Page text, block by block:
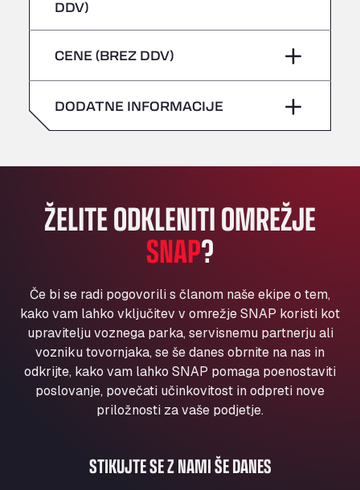
Bühlwiesenweg 15, 72221
Klaverbladstaat 21, 3560
American Truck Wash
Av. des Etats-Unis 90, 6041
Andamur Guarroman
Andamur La Junquera
Andamur Pamplona
A-15 Salida Imarcoain, 31119
Andamur San Roman II
Anglia Motel
Washway Road, PE12 8LT
Anpol Sp. z o.o.
Ul. Torunska 147, 85884
Aqua Ariva GmbH
Marie-Curie-Straße 24, 68219
Aral Autohof Bockel
ARAL Autohof Bockenem
Oppelner Str. 1, 31167
sobota –
sobota –
DDV)
CENE (BREZ DDV)
DODATNE INFORMACIJE
ŽELITE ODKLENITI OMREŽJE
SNAP?
Če bi se radi pogovorili s članom naše ekipe o tem,
kako vam lahko vključitev v omrežje SNAP koristi kot
upravitelju voznega parka, servisnemu partnerju ali
vozniku tovornjaka, se še danes obrnite na nas in
odkrijte, kako vam lahko SNAP pomaga poenostaviti
poslovanje, povečati učinkovitost in odpreti nove
priložnosti za vaše podjetje.
STIKUJTE SE Z NAMI ŠE DANES